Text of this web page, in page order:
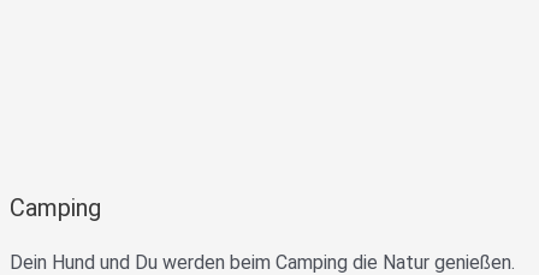
Camping
Dein Hund und Du werden beim Camping die Natur genießen.